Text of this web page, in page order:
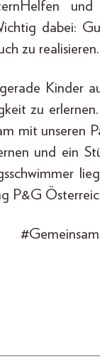
und
dabei:
zu realisieren.
Kinder
zu
mit unseren
und ein
P&G